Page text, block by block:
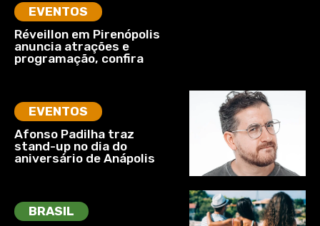
EVENTOS
Réveillon em Pirenópolis
anuncia atrações e
programação, confira
EVENTOS
Afonso Padilha traz
stand-up no dia do
aniversário de Anápolis
BRASIL